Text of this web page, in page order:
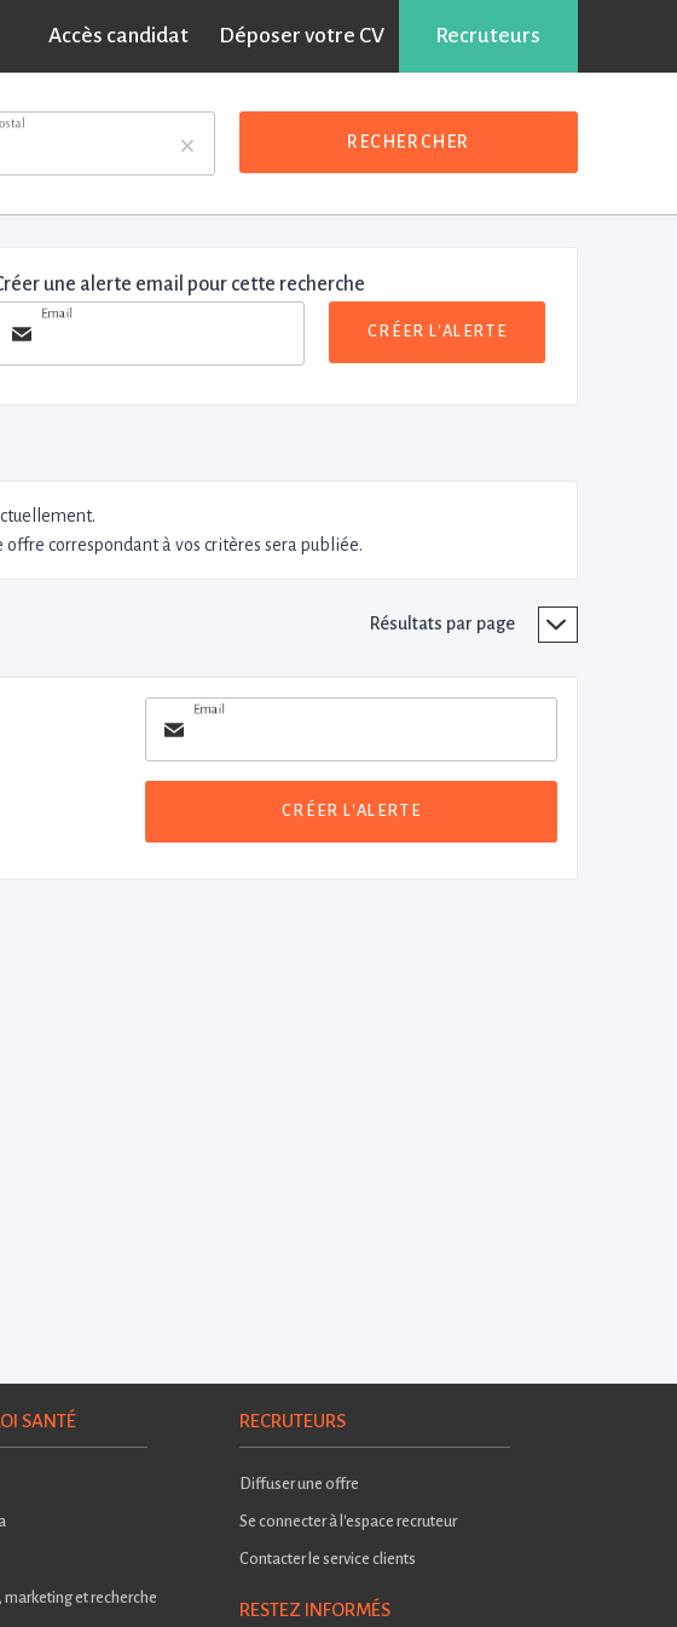
Accès candidat Déposer votre CV Recruteurs
× RECHERCHER
une alerte email pour cette recherche
Email
CRÉER L'ALERTE
correspondant à vos critères sera publiée.
Résultats par page
Email
CRÉER L'ALERTE
SANTÉ
et recherche
RECRUTEURS
Diffuser une offre
Se connecter à l'espace recruteur
Contacter le service clients
RESTEZ INFORMÉS